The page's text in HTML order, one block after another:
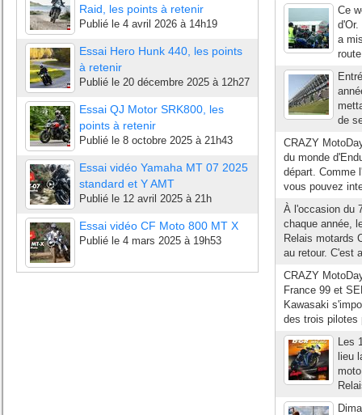
Raid, les points à retenir
Publié le 4 avril 2026 à 14h19
Essai Hero Hunk 440, les points
à retenir
Publié le 20 décembre 2025 à 12h27
Essai QJ Motor SRK800, les
points à retenir
Publié le 8 octobre 2025 à 21h43
Essai vidéo Yamaha MT 07 2025
standard et Y AMT
Publié le 12 avril 2025 à 21h
Essai vidéo CF Moto 800 MT X
Publié le 4 mars 2025 à 19h53
Ce
a
de
CRAZY
du monde
départ. Comme
vous pouvez
À l'occasion du
chaque année,
Relais motards
au retour. C'est
CRAZY
France 99 et
Kawasaki
des trois pilotes
Les
lieu